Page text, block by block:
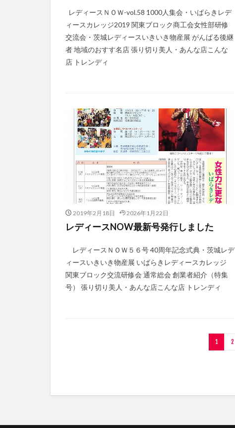
レディースＮＯＷ-vol.58 1000人集会・いばらきレデ
ィースカレッジ2019 関東ブロック商工会女性部研修
交流会・茨城レディースいきいき物産展 がんばる後継
者 地域のおすす名店 張り切り美人・あんな店こんな
店 トレンディ
2019年2月18日 2026年1月22日
レディースNOW最新号発行しました
レディースＮＯＷ５６号 40周年記念式典・茨城レデ
ィースいきいき物産展 いばらきレディースカレッジ
関東ブロック交流研修会 通常総会 創業者紹介（特集
号） 張り切り美人・あんな店こんな店 トレンディ
1 2